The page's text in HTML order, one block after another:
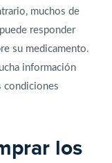
muchos de
responder
su medicamento.
información
condiciones
los